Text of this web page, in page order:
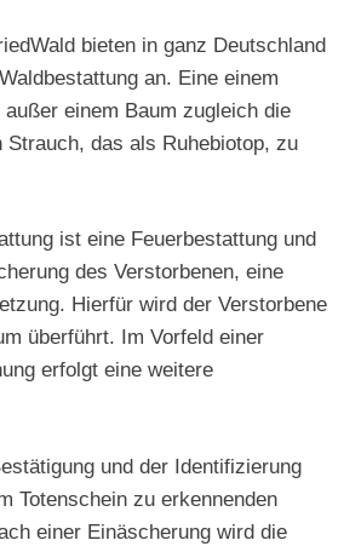
bieten in ganz Deutschland
an. Eine einem
einem Baum zugleich die
Strauch, das als Ruhebiotop, zu
ist eine Feuerbestattung und
des Verstorbenen, eine
Hierfür wird der Verstorbene
überführt. Im Vorfeld einer
erfolgt eine weitere
und der Identifizierung
Totenschein zu erkennenden
einer Einäscherung wird die